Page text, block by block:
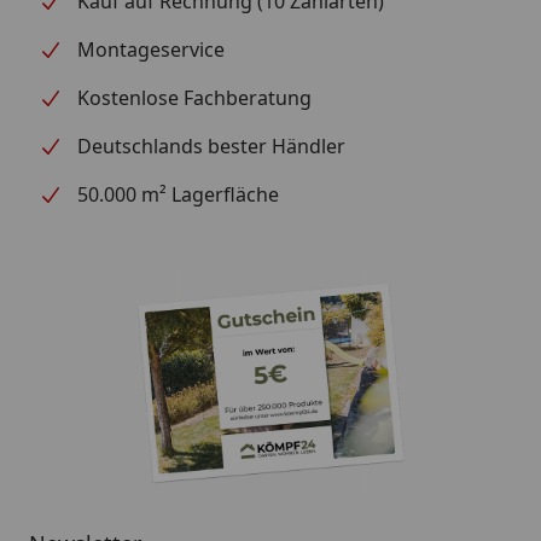
Montageservice
Kostenlose Fachberatung
Deutschlands bester Händler
50.000 m² Lagerfläche